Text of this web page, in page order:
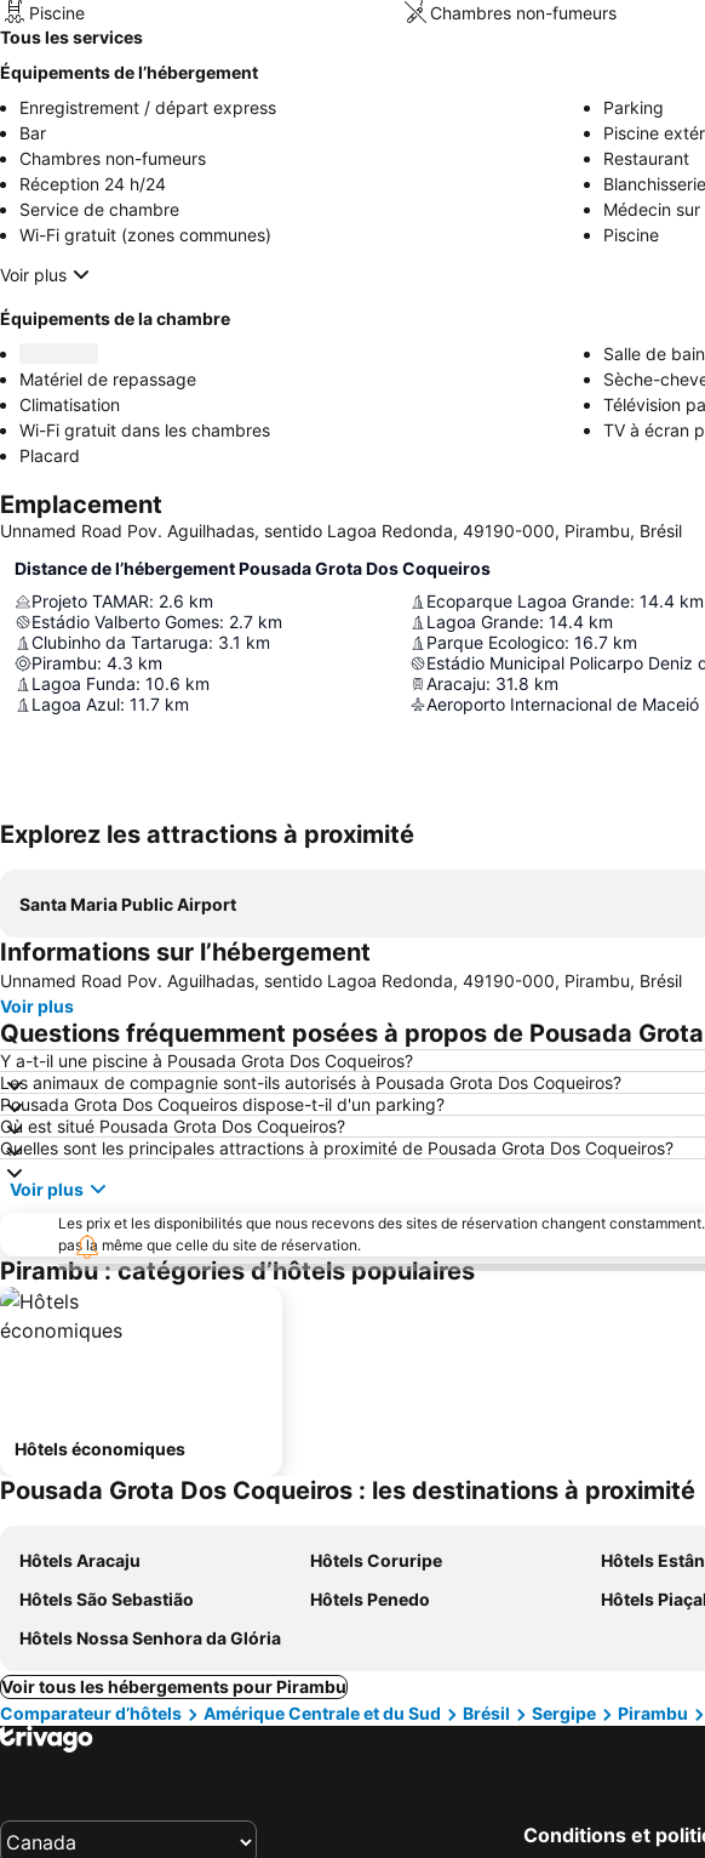
Piscine
Chambres non-fumeurs
Tous les services
Équipements de l’hébergement
Enregistrement / départ express
Parking
Bar
Piscine
Chambres non-fumeurs
Restaurant
Réception 24 h/24
Blanchisserie
Service de chambre
Médecin
Wi-Fi gratuit (zones communes)
Piscine
Voir plus
Équipements de la chambre
Salle de
Matériel de repassage
Sèche-
Climatisation
Télévision
Wi-Fi gratuit dans les chambres
TV à écran
Placard
Emplacement
Unnamed Road Pov. Aguilhadas, sentido Lagoa Redonda, 49190-000, Pirambu, Brésil
Distance de l’hébergement Pousada Grota Dos Coqueiros
Projeto TAMAR: 2.6 km
Estádio Valberto Gomes: 2.7 km
Clubinho da Tartaruga: 3.1 km
Pirambu: 4.3 km
Lagoa Funda: 10.6 km
Lagoa Azul: 11.7 km
Ecoparque Lagoa Grande: 14.4 km
Lagoa Grande: 14.4 km
Parque Ecologico: 16.7 km
Aracaju: 31.8 km
Explorez les attractions à proximité
Santa Maria Public Airport
Informations sur l’hébergement
Unnamed Road Pov. Aguilhadas, sentido Lagoa Redonda, 49190-000, Pirambu, Brésil
Voir plus
Questions fréquemment posées à propos de Pousada
Y a-t-il une piscine à Pousada Grota Dos Coqueiros?
Les animaux de compagnie sont-ils autorisés à Pousada Grota Dos Coqueiros?
Pousada Grota Dos Coqueiros dispose-t-il d'un parking?
Où est situé Pousada Grota Dos Coqueiros?
Quelles sont les principales attractions à proximité de Pousada Grota Dos Coqueiros?
Voir plus
Les prix et les disponibilités que nous recevons des sites de réservation changent
pas la même que celle du site de réservation.
Pirambu : catégories d’hôtels populaires
Hôtels économiques
Pousada Grota Dos Coqueiros : les destinations à proximité
Hôtels Aracaju Hôtels Coruripe Hôtels
Hôtels São Sebastião
Hôtels Penedo Hôtels
Hôtels Nossa Senhora da Glória
Voir tous les hébergements pour Pirambu
Comparateur d’hôtels
Amérique Centrale et du Sud Brésil Sergipe Pirambu
Conditions et